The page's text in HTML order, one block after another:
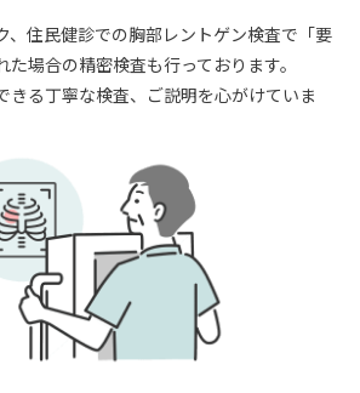
、住民健診での胸部レントゲン検査で「要
場合の精密検査も行っております。
きる丁寧な検査、ご説明を心がけていま